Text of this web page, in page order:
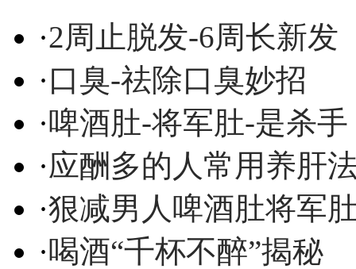
·2周止脱发-6周长新发
·口臭-祛除口臭妙招
·啤酒肚-将军肚-是杀手
·应酬多的人常用养肝
·狠减男人啤酒肚将军
·喝酒“千杯不醉”揭秘